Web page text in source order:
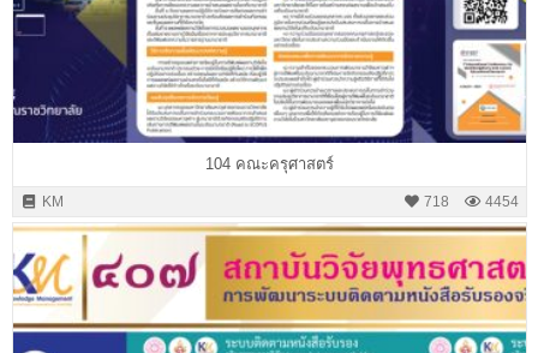
104 คณะครุศาสตร์
KM 4454
718